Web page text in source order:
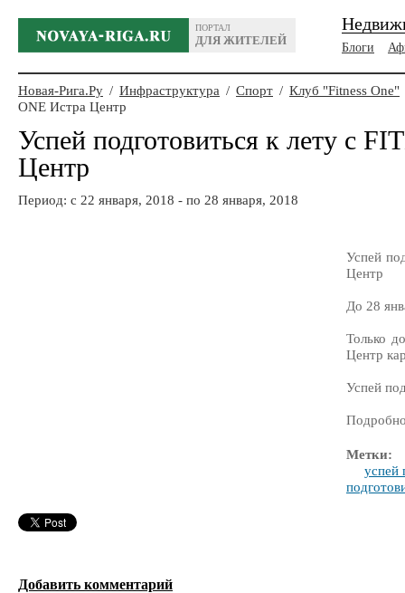
ПОРТАЛ
ДЛЯ ЖИТЕЛЕЙ
Блоги
Новая-Рига.Ру / Инфраструктура / Спорт / Клуб "Fitness One"
ONE Истра Центр
Успей подготовиться к лету с
Центр
Период: c 22 января, 2018 - по 28 января, 2018
Успей
Центр
До 28
Только
Центр
Успей
Метки:
успей
Добавить комментарий